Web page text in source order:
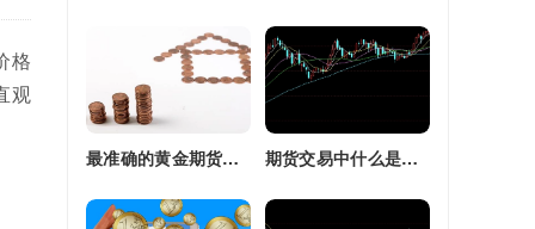
格
观
最准确的黄金期货交易师(最准确的黄金期货交易师是谁) 期货交易中什么是复合头寸(期货交易中什么是复合头寸交易)